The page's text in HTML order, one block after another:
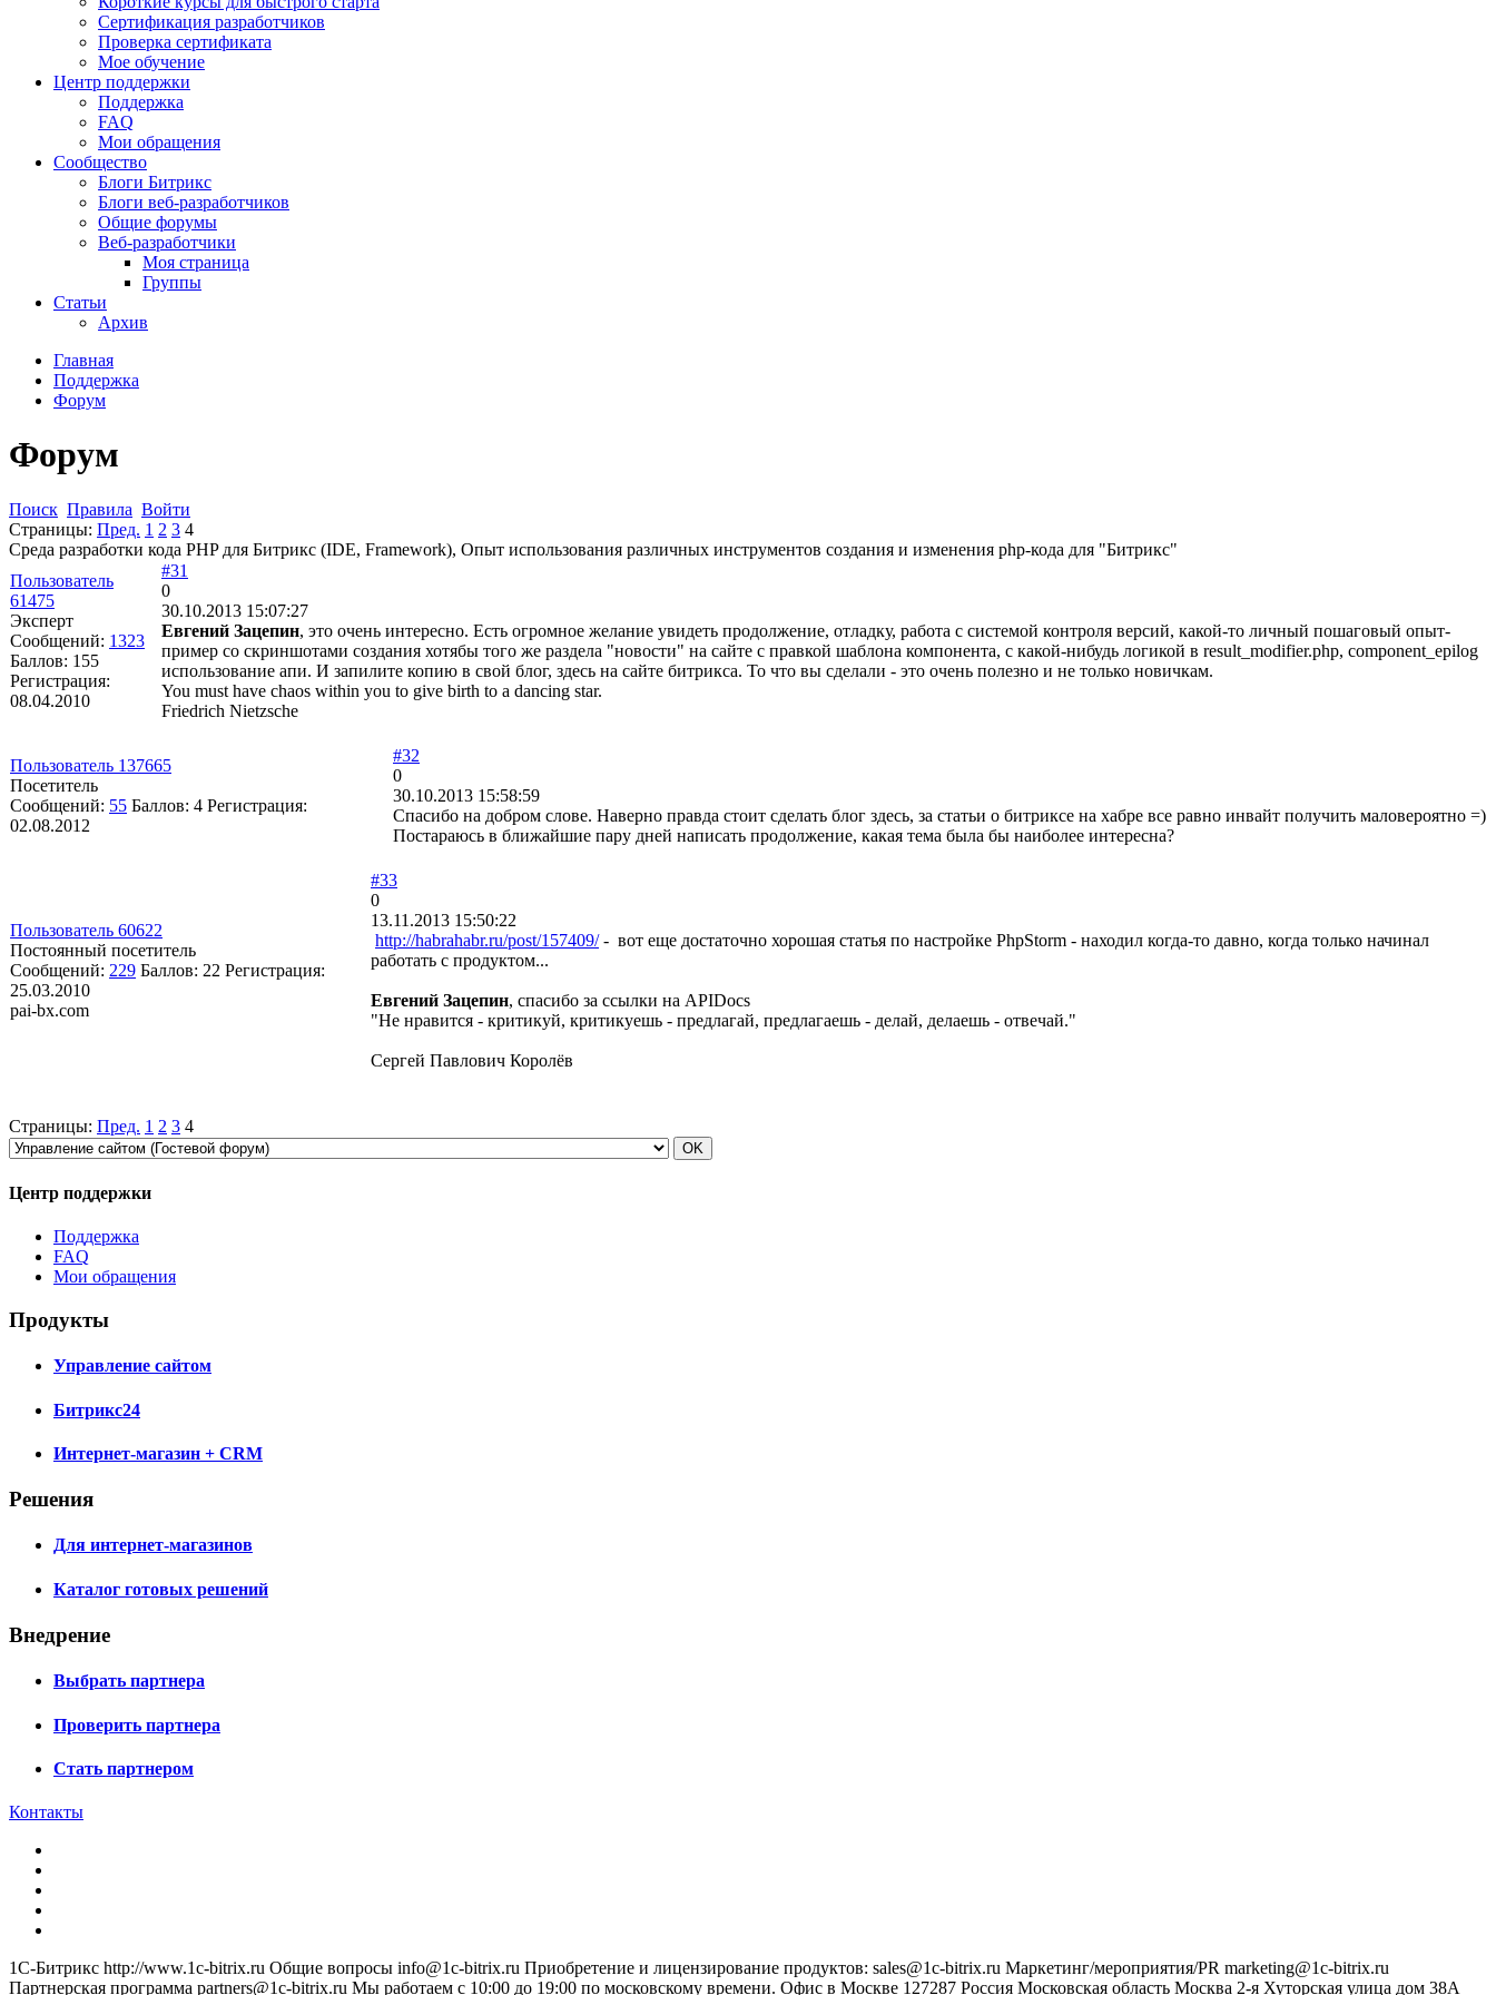
Сертификация разработчиков
Проверка сертификата
Мое обучение
Центр поддержки
Поддержка
FAQ
Мои обращения
Сообщество
Блоги Битрикс
Блоги веб-разработчиков
Общие форумы
Веб-разработчики
Моя страница
Группы
Статьи
Архив
Главная
Поддержка
Форум
Форум
Поиск Правила Войти
Страницы: Пред. 1 2 3 4
Среда разработки кода PHP для Битрикс (IDE, Framework), Опыт использования различных инструментов создания и изменения php-кода для "Битрикс"
Пользователь
61475
Эксперт
Сообщений: 1323
Баллов: 155
Регистрация:
08.04.2010
#31
0
30.10.2013 15:07:27
Евгений Зацепин, это очень интересно. Есть огромное желание увидеть продолжение, отладку, работа с системой контроля версий, какой-то личный пошаговый опыт-
пример со скриншотами создания хотябы того же раздела "новости" на сайте с правкой шаблона компонента, с какой-нибудь логикой в result_modifier.php, component_epilog
использование апи. И запилите копию в свой блог, здесь на сайте битрикса. То что вы сделали - это очень полезно и не только новичкам.
You must have chaos within you to give birth to a dancing star.
Friedrich Nietzsche
Пользователь 137665
Посетитель
Сообщений: 55 Баллов: 4 Регистрация:
02.08.2012
#32
0
30.10.2013 15:58:59
Спасибо на добром слове. Наверно правда стоит сделать блог здесь, за статьи о битриксе на хабре все равно инвайт получить маловероятно =)
Постараюсь в ближайшие пару дней написать продолжение, какая тема была бы наиболее интересна?
Пользователь 60622
Постоянный посетитель
Сообщений: 229 Баллов: 22 Регистрация:
25.03.2010
pai-bx.com
#33
0
13.11.2013 15:50:22
http://habrahabr.ru/post/157409/- вот еще достаточно хорошая статья по настройке PhpStorm - находил когда-то давно, когда только начинал
работать с продуктом...
Евгений Зацепин, спасибо за ссылки на APIDocs
"Не нравится - критикуй, критикуешь - предлагай, предлагаешь - делай, делаешь - отвечай."
Сергей Павлович Королёв
Страницы: Пред. 1 2 3 4
Центр поддержки
Поддержка
FAQ
Мои обращения
Продукты
Управление сайтом
Битрикс24
Интернет-магазин + CRM
Решения
Для интернет-магазинов
Каталог готовых решений
Внедрение
Выбрать партнера
Проверить партнера
Стать партнером
Контакты
1С-Битрикс http://www.1c-bitrix.ru Общие вопросы info@1c-bitrix.ru Приобретение и лицензирование продуктов: sales@1c-bitrix.ru Маркетинг/мероприятия/PR marketing@1c-bitrix.ru
Партнерская программа partners@1c-bitrix.ru Мы работаем с 10:00 до 19:00 по московскому времени. Офис в Москве 127287 Россия Московская область Москва 2-я Хуторская улица дом 38А